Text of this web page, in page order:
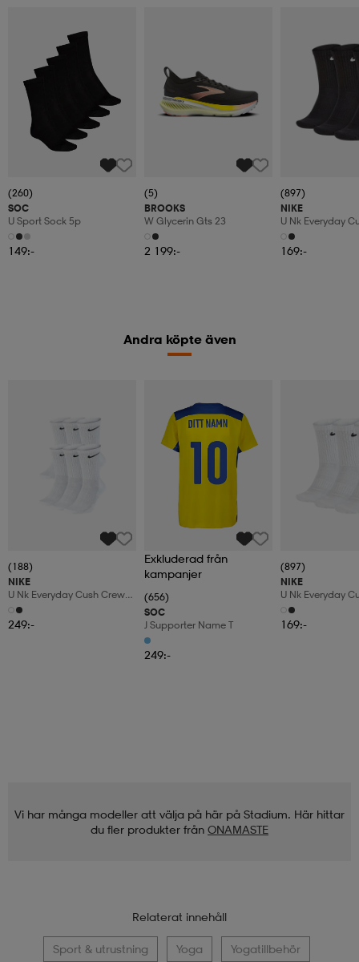
(260)
SOC
U Sport Sock 5p
149:-
(5)
BROOKS
W Glycerin Gts 23
2 199:-
(897)
NIKE
U Nk Everyday
3pr
169:-
Andra köpte även
(188)
NIKE
U Nk Everyday Cush Crew
6pr-Bd
249:-
Exkluderad från
kampanjer
(656)
SOC
J Supporter Name T
249:-
(897)
NIKE
U Nk Everyday
3pr
169:-
Vi har många modeller att välja på här på Stadium. Här hittar
du fler produkter från ONAMASTE
Relaterat innehåll
Sport & utrustning Yoga Yogatillbehör